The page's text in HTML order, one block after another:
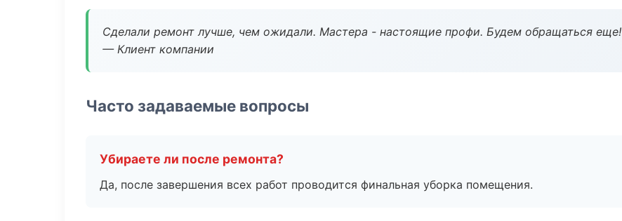
Сделали ремонт лучше, чем ожидали. Мастера - настоящие профи. Будем обращаться еще!
— Клиент компании
Часто задаваемые вопросы
Убираете ли после ремонта?
Да, после завершения всех работ проводится финальная уборка помещения.